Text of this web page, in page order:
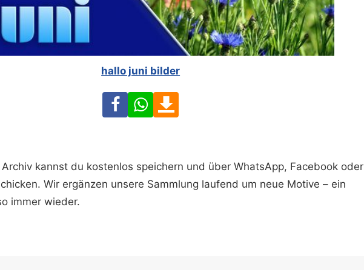
hallo juni bilder
FacebookWhatsApp
kannst du kostenlos speichern und über WhatsApp, Facebook oder
Wir ergänzen unsere Sammlung laufend um neue Motive – ein
immer wieder.